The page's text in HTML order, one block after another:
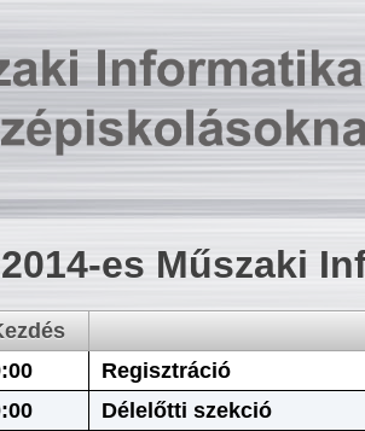
es Műszaki
Regisztráció
Délelőtti szekció